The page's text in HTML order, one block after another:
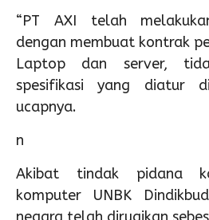
“PT AXI telah
dengan membuat kontrak
Laptop dan server,
spesifikasi yang diatur
ucapnya.
n
Akibat tindak pidana
komputer UNBK
negara telah dirugikan